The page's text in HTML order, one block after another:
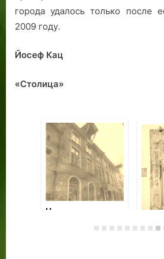
города удалось только после
2009 году.
Йосеф Кац
«Столица»
Память о
настоящих людях
остается